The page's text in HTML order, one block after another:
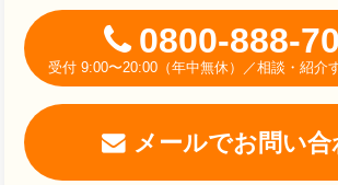
0800-888-
受付 9:00〜20:00（年中無休）／相談・紹介
メールでお問い合